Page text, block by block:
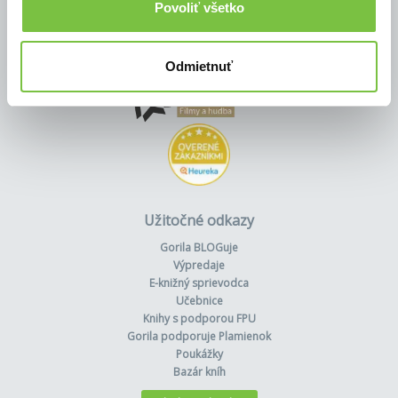
Povoliť všetko
Odmietnuť
Užitočné odkazy
Gorila BLOGuje
Výpredaje
E-knižný sprievodca
Učebnice
Knihy s podporou FPU
Gorila podporuje Plamienok
Poukážky
Bazár kníh